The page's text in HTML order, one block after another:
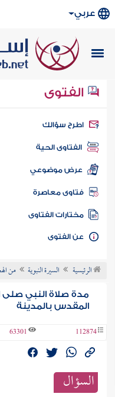
عربي
الفتوى
سؤالك
الفتاوى الحية
عرض موضوعي
فتاوى معاصرة
مختارات الفتاوى
الفتوى
الرئيسية السيرة النبوية من
مدة صلاة النبي صلى
المقدس بالمدينة
112874
63301
السؤال